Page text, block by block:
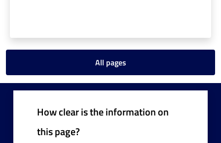
All pages
How clear is the information on
this page?